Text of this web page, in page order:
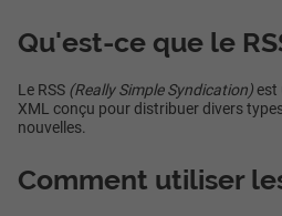
Qu'est-ce que le
Le RSS (Really Simple Syndication)est
XML conçu pour distribuer divers
nouvelles.
Comment utiliser